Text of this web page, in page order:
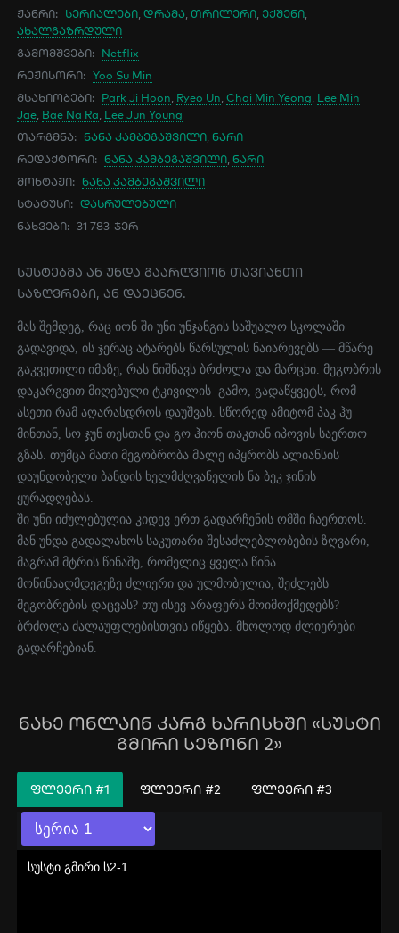
ჟანრი: სერიალები ,დრამა თრილერი ექშენი
ახალგაზრდული
გამომშვები: Netflix
რეჟისორი: Yoo Su Min
მსახიობები: Park Ji Hoon Ryeo Un ,Choi Min Yeong Lee Min
Jae Bae Na Ra Lee Jun Young
თარგმნა: ნანა კამბეგაშვილი ნარი
რედაქტორი: ნანა კამბეგაშვილი ნარი
მონტაჟი: ნანა კამბეგაშვილი
სტატუსი: დასრულებული
ნახვები: 31 783-ჯერ
სუსტებმა ან უნდა გაარღვიონ თავიანთი
საზღვრები, ან დაეცნენ.
მას შემდეგ, რაც იონ ში უნი უნჯანგის საშუალო სკოლაში
გადავიდა, ის ჯერაც ატარებს წარსულის ნაიარევებს — მწარე
გაკვეთილი იმაზე, რას ნიშნავს ბრძოლა და მარცხი. მეგობრის
დაკარგვით მიღებული ტკივილის გამო, გადაწყვეტს, რომ
ასეთი რამ აღარასდროს დაუშვას. სწორედ ამიტომ პაკ ჰუ
მინთან, სო ჯუნ თესთან და გო ჰიონ თაკთან იპოვის საერთო
გზას. თუმცა მათი მეგობრობა მალე იპყრობს ალიანსის
დაუნდობელი ბანდის ხელმძღვანელის ნა ბეკ ჯინის
ყურადღებას.
ში უნი იძულებულია კიდევ ერთ გადარჩენის ომში ჩაერთოს.
მან უნდა გადალახოს საკუთარი შესაძლებლობების ზღვარი,
მაგრამ მტრის წინაშე, რომელიც ყველა წინა
მოწინააღმდეგეზე ძლიერი და ულმობელია, შეძლებს
მეგობრების დაცვას? თუ ისევ არაფერს მოიმოქმედებს?
ბრძოლა ძალაუფლებისთვის იწყება. მხოლოდ ძლიერები
გადარჩებიან.
ნახე ონლაინ კარგ ხარისხში «სუსტი
გმირი სეზონი 2»
ᲤᲚᲔᲔᲠᲘ #1 ᲤᲚᲔᲔᲠᲘ #2 ᲤᲚᲔᲔᲠᲘ #3